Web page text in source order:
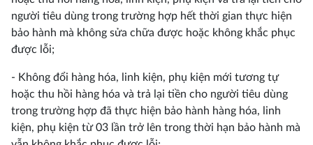
người tiêu dùng trong trường hợp hết thời gian thực hiện
bảo hành mà không sửa chữa được hoặc không khắc phục
được lỗi;
- Không đổi hàng hóa, linh kiện, phụ kiện mới tương tự
hoặc thu hồi hàng hóa và trả lại tiền cho người tiêu dùng
trong trường hợp đã thực hiện bảo hành hàng hóa, linh
kiện, phụ kiện từ 03 lần trở lên trong thời hạn bảo hành mà